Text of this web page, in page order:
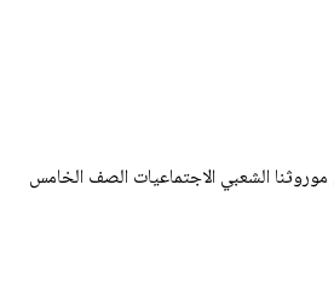
الشعبي الاجتماعيات الصف الخامس